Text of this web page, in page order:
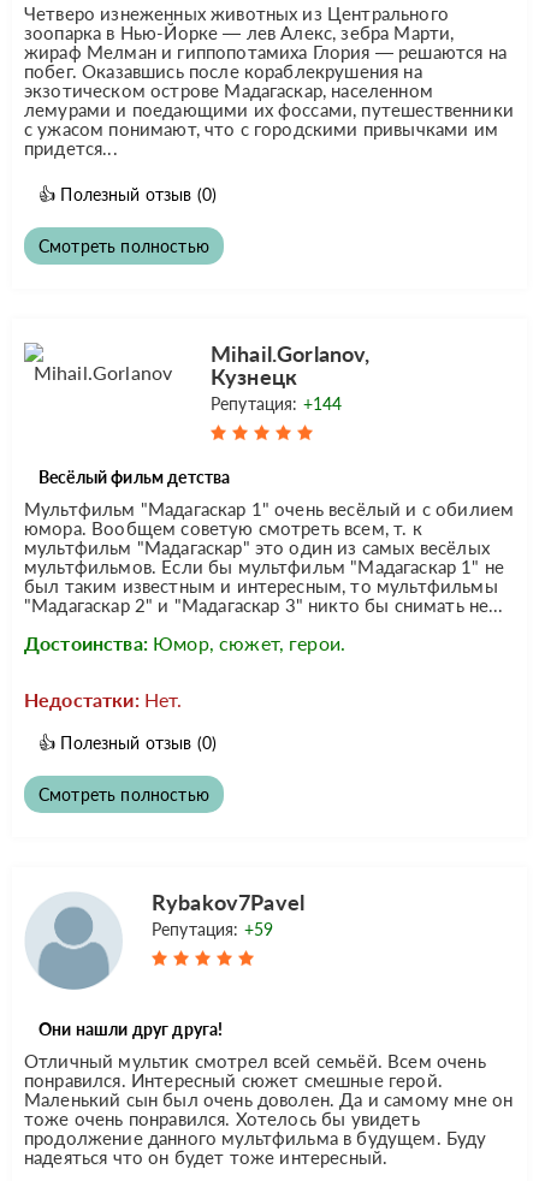
Четверо изнеженных животных из Центрального
зоопарка в Нью-Йорке — лев Алекс, зебра Марти,
жираф Мелман и гиппопотамиха Глория — решаются на
побег. Оказавшись после кораблекрушения на
экзотическом острове Мадагаскар, населенном
лемурами и поедающими их фоссами, путешественники
с ужасом понимают, что с городскими привычками им
придется...
👍 Полезный отзыв (0)
Смотреть полностью
Mihail.Gorlanov,
Кузнецк
Репутация: +144
Весёлый фильм детства
Мультфильм "Мадагаскар 1" очень весёлый и с обилием
юмора. Вообщем советую смотреть всем, т. к
мультфильм "Мадагаскар" это один из самых весёлых
мультфильмов. Если бы мультфильм "Мадагаскар 1" не
был таким известным и интересным, то мультфильмы
"Мадагаскар 2" и "Мадагаскар 3" никто бы снимать не...
Достоинства: Юмор, сюжет, герои.
Недостатки: Нет.
👍 Полезный отзыв (0)
Смотреть полностью
Rybakov7Pavel
Репутация: +59
Они нашли друг друга!
Отличный мультик смотрел всей семьёй. Всем очень
понравился. Интересный сюжет смешные герой.
Маленький сын был очень доволен. Да и самому мне он
тоже очень понравился. Хотелось бы увидеть
продолжение данного мультфильма в будущем. Буду
надеяться что он будет тоже интересный.